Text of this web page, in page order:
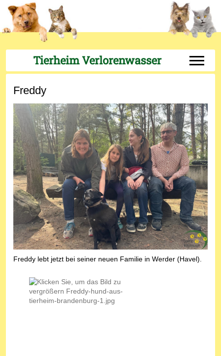
Tierheim Verlorenwasser Off-
Freddy
Freddy lebt jetzt bei seiner neuen Familie in Werder (Havel).